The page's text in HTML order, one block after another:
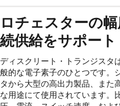
ロチェスターの
続供給をサポート
ディスクリート・トランジスタ
般的な電子素子のひとつです。
タから大型の高出力製品、また
な用途にて使用されています。